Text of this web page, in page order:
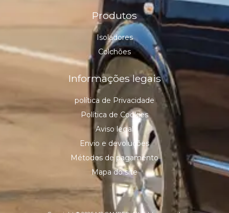
Produtos
Isoladores
Colchões
Informações legais
política de Privacidade
Política de Cookies
Aviso legal
Envio e devoluções
Métodos de pagamento
Mapa do site